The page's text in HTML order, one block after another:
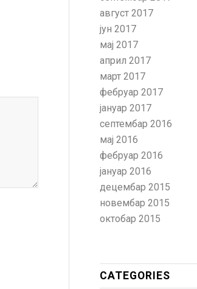
август 2017
јун 2017
мај 2017
април 2017
март 2017
фебруар 2017
јануар 2017
септембар 2016
мај 2016
фебруар 2016
јануар 2016
децембар 2015
новембар 2015
октобар 2015
CATEGORIES